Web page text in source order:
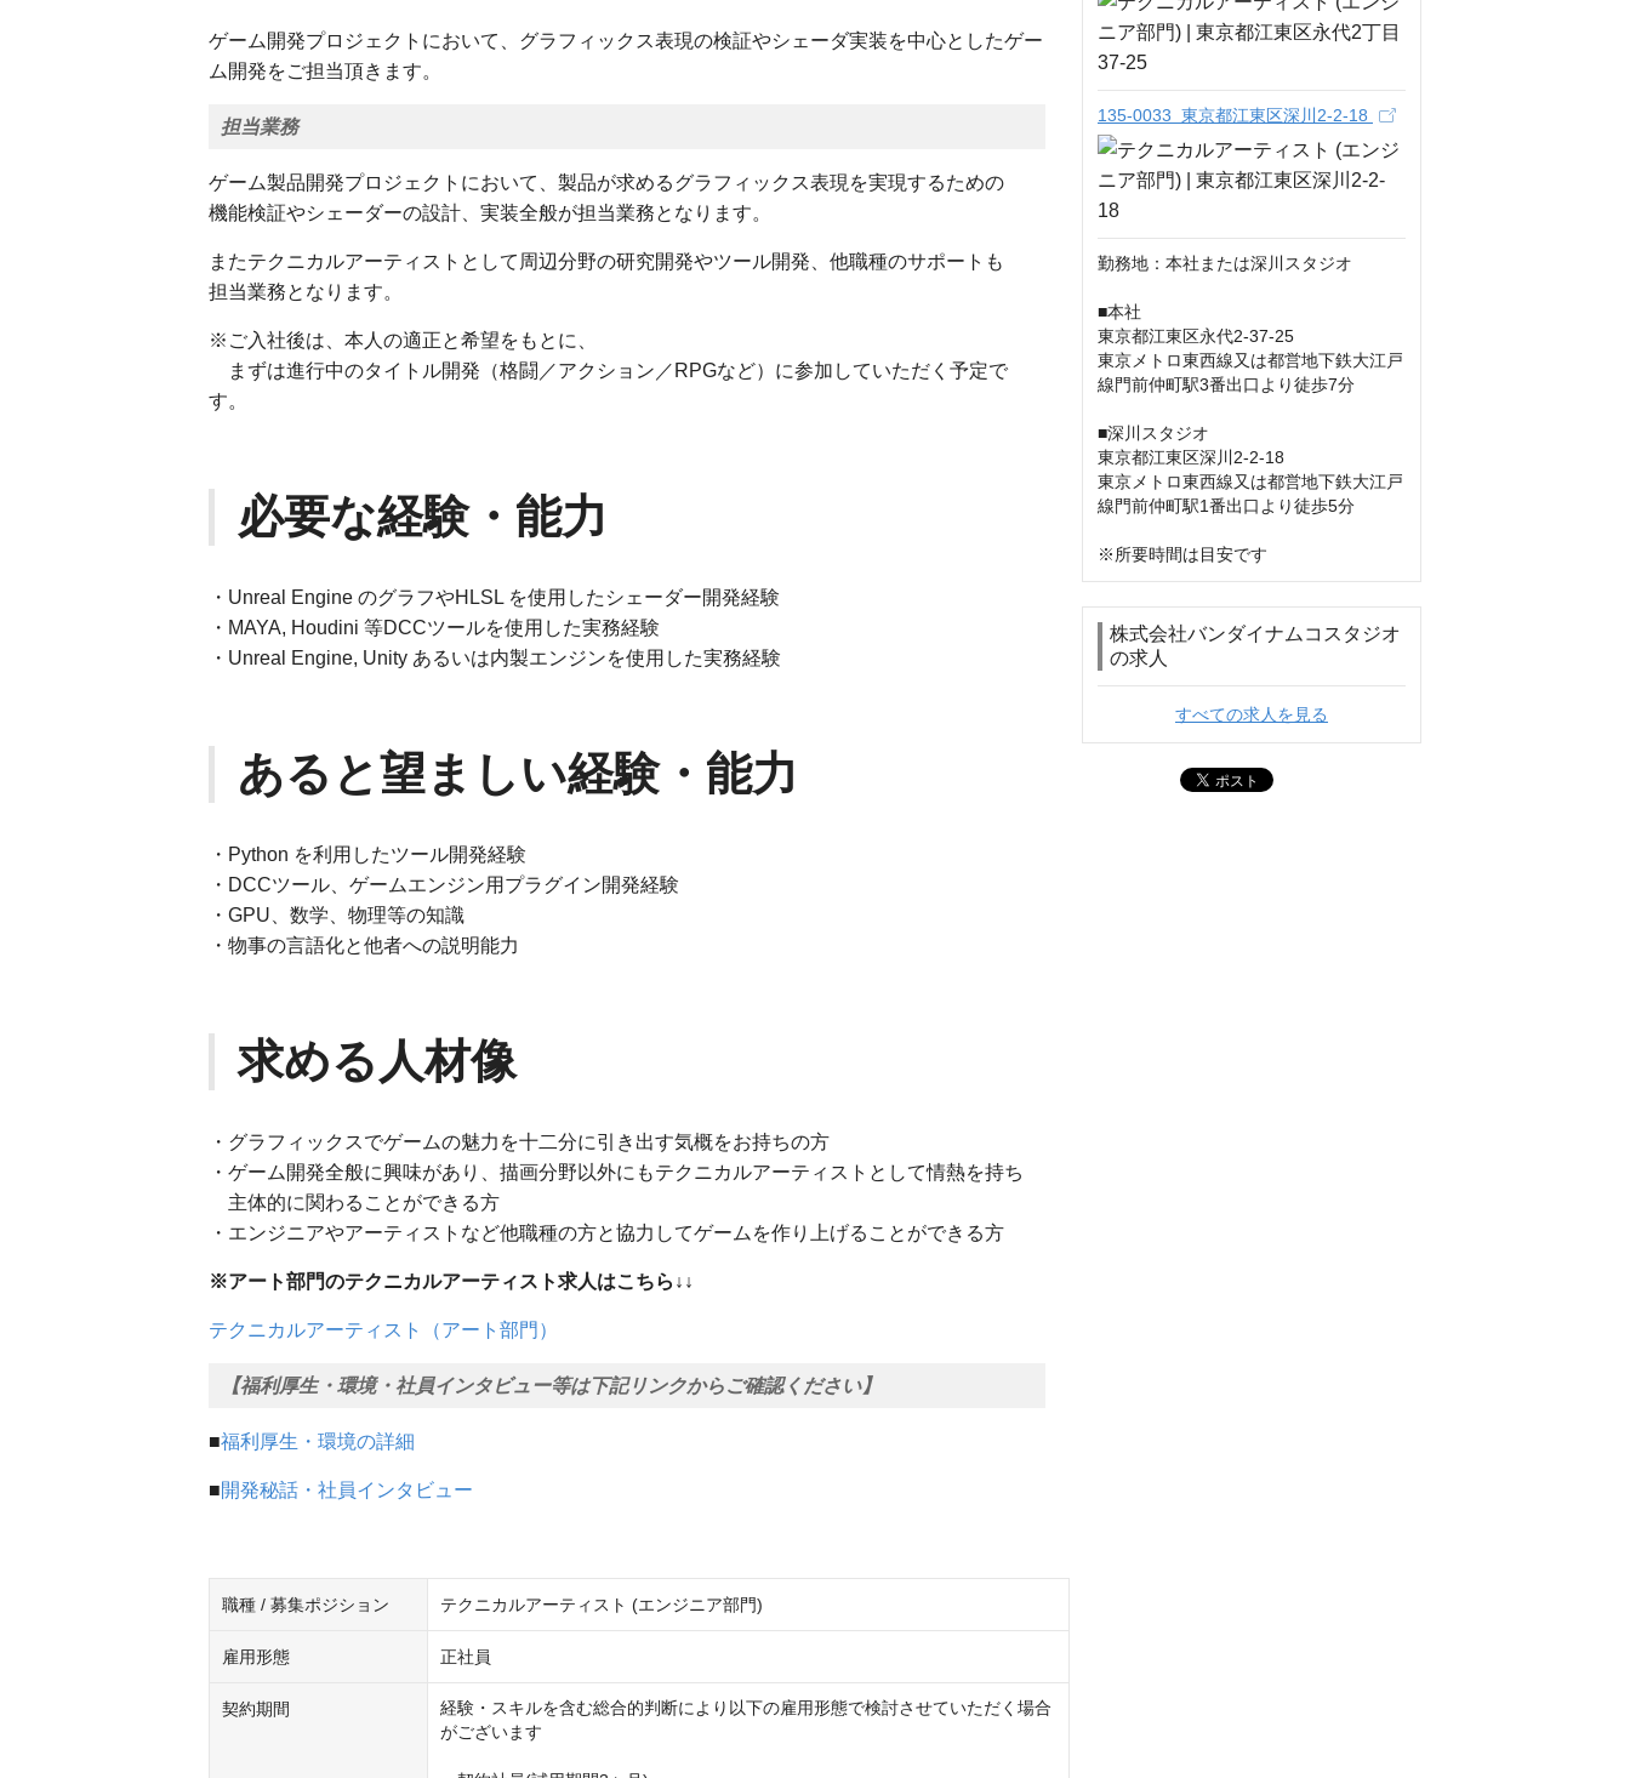
ゲーム開発プロジェクトにおいて、グラフィックス表現の検証やシェーダ実装を中心としたゲー
ム開発をご担当頂きます。
担当業務
ゲーム製品開発プロジェクトにおいて、製品が求めるグラフィックス表現を実現するための
機能検証やシェーダーの設計、実装全般が担当業務となります。
またテクニカルアーティストとして周辺分野の研究開発やツール開発、他職種のサポートも
担当業務となります。
※ご入社後は、本人の適正と希望をもとに、
まずは進行中のタイトル開発（格闘／アクション／RPGなど）に参加していただく予定で
す。
必要な経験・能力
・Unreal Engine のグラフやHLSL を使用したシェーダー開発経験
・MAYA, Houdini 等DCCツールを使用した実務経験
・Unreal Engine, Unity あるいは内製エンジンを使用した実務経験
あると望ましい経験・能力
・Python を利用したツール開発経験
・DCCツール、ゲームエンジン用プラグイン開発経験
・GPU、数学、物理等の知識
・物事の言語化と他者への説明能力
求める人材像
・グラフィックスでゲームの魅力を十二分に引き出す気概をお持ちの方
・ゲーム開発全般に興味があり、描画分野以外にもテクニカルアーティストとして情熱を持ち
主体的に関わることができる方
・エンジニアやアーティストなど他職種の方と協力してゲームを作り上げることができる方
※アート部門のテクニカルアーティスト求人はこちら↓↓
テクニカルアーティスト（アート部門）
【福利厚生・環境・社員インタビュー等は下記リンクからご確認ください】
■福利厚生・環境の詳細
■開発秘話・社員インタビュー
職種 / 募集ポジション テクニカルアーティスト (エンジニア部門)
雇用形態 正社員
契約期間
経験・スキルを含む総合的判断により以下の雇用形態で検討させていただく場合
がございます
135-0033 東京都江東区深川2-2-18
勤務地：本社または深川スタジオ
■本社
東京都江東区永代2-37-25
東京メトロ東西線又は都営地下鉄大江戸
線門前仲町駅3番出口より徒歩7分
■深川スタジオ
東京都江東区深川2-2-18
東京メトロ東西線又は都営地下鉄大江戸
線門前仲町駅1番出口より徒歩5分
※所要時間は目安です
株式会社バンダイナムコスタジオ
の求人
すべての求人を見る